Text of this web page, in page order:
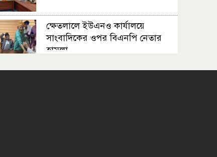
ক্ষেতলালে ইউএনও কার্যালয়ে
সাংবাদিকের ওপর বিএনপি নেতার
হামলা
রাজধানীতে দুর্বৃত্তের গুলিতে এক